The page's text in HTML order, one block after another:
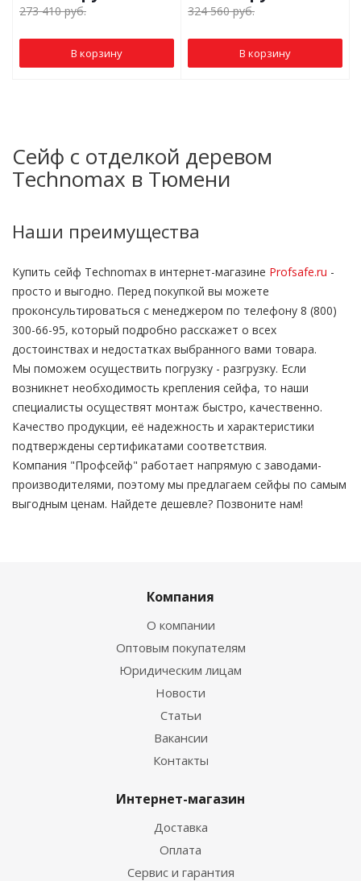
273 410руб.
В корзину
324 560руб.
В корзину
Сейф с отделкой деревом
Technomax в Тюмени
Наши преимущества
Купить сейф Technomax в интернет-магазине Profsafe.ru -
просто и выгодно. Перед покупкой вы можете
проконсультироваться с менеджером по телефону 8 (800)
300-66-95, который подробно расскажет о всех
достоинствах и недостатках выбранного вами товара.
Мы поможем осуществить погрузку - разгрузку. Если
возникнет необходимость крепления сейфа, то наши
специалисты осуществят монтаж быстро, качественно.
Качество продукции, её надежность и характеристики
подтверждены сертификатами соответствия.
Компания "Профсейф" работает напрямую с заводами-
производителями, поэтому мы предлагаем сейфы по самым
выгодным ценам. Найдете дешевле? Позвоните нам!
Компания
О компании
Оптовым покупателям
Юридическим лицам
Новости
Статьи
Вакансии
Контакты
Интернет-магазин
Доставка
Оплата
Сервис и гарантия